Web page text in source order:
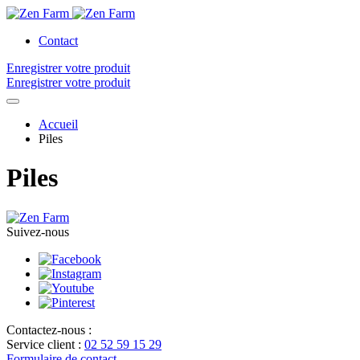
Contact
Enregistrer votre produit
Enregistrer votre produit
Accueil
Piles
Piles
Suivez-nous
Contactez-nous :
Service client : 02 52 59 15 29